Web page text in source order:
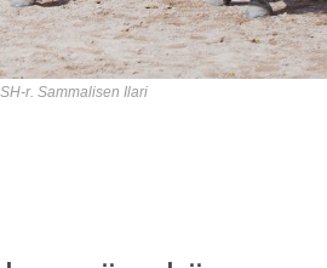
r. Sammalisen Ilari